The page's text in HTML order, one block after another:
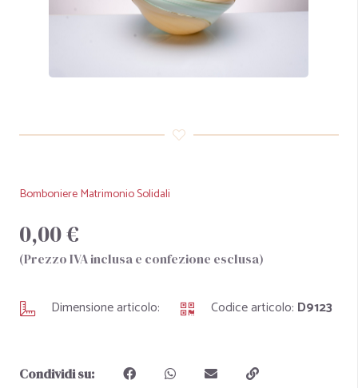
Bomboniere Matrimonio Solidali
0,00 €
(Prezzo IVA inclusa e confezione esclusa)
Dimensione articolo: Codice articolo: D9123
Condividi su: